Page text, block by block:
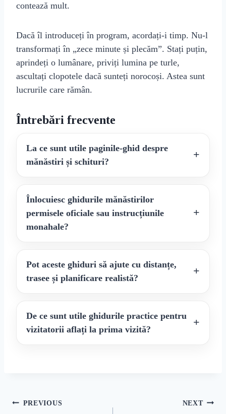
contează mult.
Dacă îl introduceți în program, acordați-i timp. Nu-l
transformați în „zece minute și plecăm”. Stați puțin,
aprindeți o lumânare, priviți lumina pe turle,
ascultați clopotele dacă sunteți norocoși. Astea sunt
lucrurile care rămân.
Întrebări frecvente
La ce sunt utile paginile-ghid despre
mănăstiri și schituri?
Înlocuiesc ghidurile mănăstirilor
permisele oficiale sau instrucțiunile
monahale?
Pot aceste ghiduri să ajute cu distanțe,
trasee și planificare realistă?
De ce sunt utile ghidurile practice pentru
vizitatorii aflați la prima vizită?
Navigare
PREVIOUS NEXT